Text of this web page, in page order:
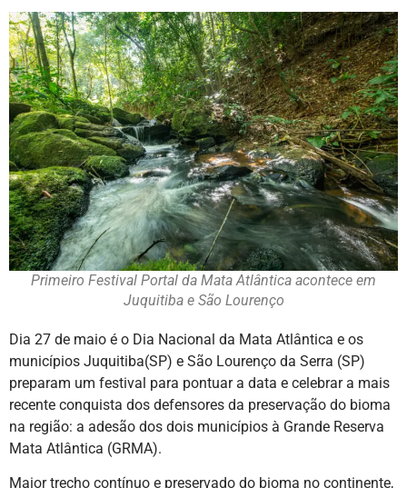
Primeiro Festival Portal da Mata Atlântica acontece em
Juquitiba e São Lourenço
Dia 27 de maio é o Dia Nacional da Mata Atlântica e os
municípios Juquitiba(SP) e São Lourenço da Serra (SP)
preparam um festival para pontuar a data e celebrar a mais
recente conquista dos defensores da preservação do bioma
na região: a adesão dos dois municípios à Grande Reserva
Mata Atlântica (GRMA).
Maior trecho contínuo e preservado do bioma no continente,